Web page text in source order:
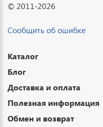
© 2011-2026
Сообщить об ошибке
Каталог
Блог
Доставка и оплата
Полезная информация
Обмен и возврат